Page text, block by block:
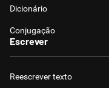
Dicionário
Conjugação
Escrever
Reescrever texto